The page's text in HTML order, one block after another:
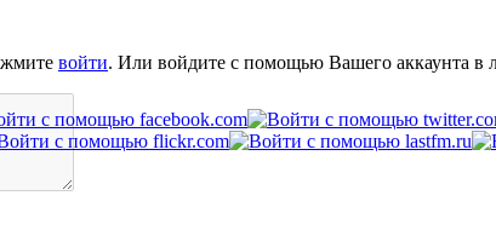
войти. Или войдите с помощью Вашего аккаунта в